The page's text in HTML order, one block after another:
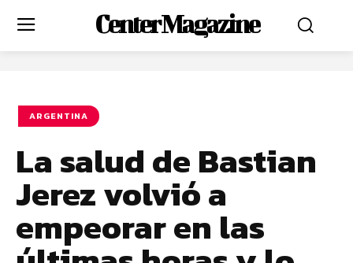
Center Magazine
ARGENTINA
La salud de Bastian
Jerez volvió a
empeorar en las